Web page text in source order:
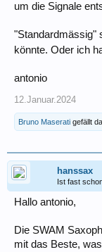
um die Signale
"Standardmässig"
könnte. Oder ich
antonio
12.Januar.2024
Bruno Maserati gefällt
hanssax
Ist fast
Hallo antonio,
Die SWAM
mit das Beste,